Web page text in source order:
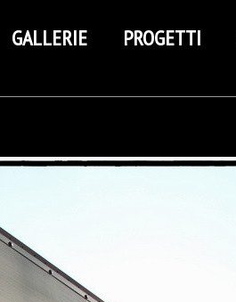
GALLERIE PROGETTI